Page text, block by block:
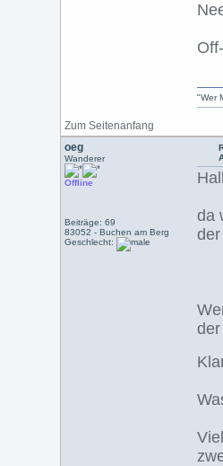
Zum Seitenanfang
"Wer
oeg
Wanderer
Offline
Beiträge: 69
83052 - Buchen am Berg
Geschlecht:
da